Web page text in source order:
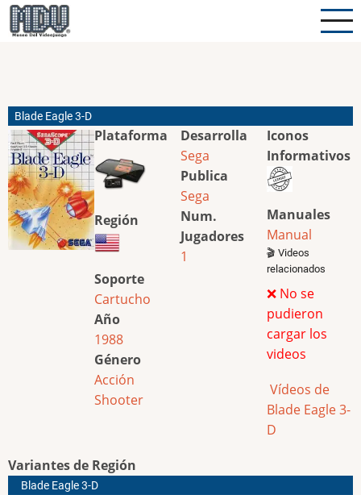
Pasar
al
Blade Eagle 3-D
Plataforma
Región
Soporte
Cartucho
Año
1988
Género
Acción
Shooter
Desarrolla
Sega
Publica
Sega
Num.
Jugadores
1
Iconos
Informativos
Manuales
Manual
🎬 Videos
relacionados
❌ No se
pudieron
cargar los
videos
Vídeos de
Blade Eagle 3-
D
Variantes de Región
Blade Eagle 3-D